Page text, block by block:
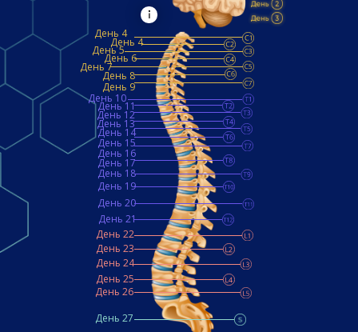
День 4
День 4
День 5
День 6
День 7
День 8
День 9
День 10
День 11
День 12
День 13
День 14
День 15
День 16
День 17
День 18
День 19
День 20
День 21
День 22
День 23
День 24
День 25
День 26
День 27